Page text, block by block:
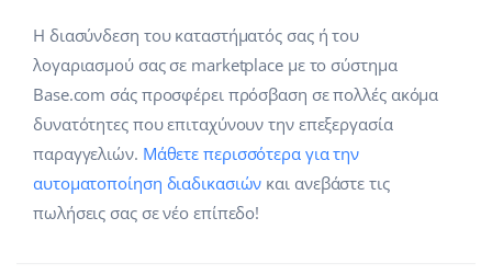
Υγεία & Ομορφιά
Μόδα
Έλεγχος λογαριασμού
Άλλα
Whitepaper
Εκτιμητής ROI
español (AR)
español (MX)
Français
Italiano
Η διασύνδεση του καταστήματός σας ή του
λογαριασμού σας σε marketplace με το σύστημα
Base.com σάς προσφέρει πρόσβαση σε πολλές ακόμα
δυνατότητες που επιταχύνουν την επεξεργασία
παραγγελιών. Μάθετε περισσότερα για την
αυτοματοποίηση διαδικασιών και ανεβάστε τις
πωλήσεις σας σε νέο επίπεδο!